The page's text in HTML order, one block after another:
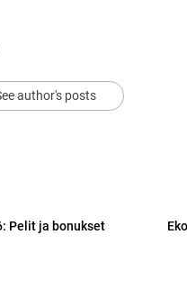
author's posts
Pelit ja bonukset